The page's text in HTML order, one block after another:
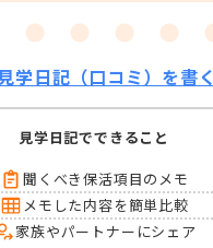
学日記（口コミ）を書く
見学日記でできること
聞くべき保活項目のメモ
メモした内容を簡単比較
家族やパートナーにシェア